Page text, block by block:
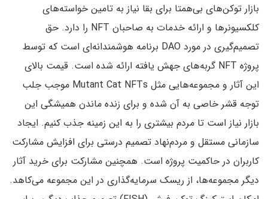
بازار توکن‌های بی‌همتا برای بقا نیاز به تامین خواسته‌های
کلکسیونرها و ارائه خدمات به صاحبان NFT‌ را دارد. حق
تصمیم‌گیری در مورد DAO برنامه هوشمندانه‌ای است که توسط
پروژه NFT گربه‌های جهش یافته ارائه شده است. قیمت بالای
این آثار و مجموعه‌هایی مثل Mutant Cat NFTs موجب جلب
توجه قشر خاصی به آن شده و برای زنده ماندن همیشگی این
بازار نیاز است تا مردم بیشتری را به این زمینه جذب کنیم. ایجاد
سازمانی مستقل و مردم‌نهاد تصمیم درستی برای افزایش مشارکت
کاربران در حاکمیت پروژه است. همچنین مشارکت برای خرید آثار
دیگر مجموعه‌ها، از ریسک سرمایه‌گذاری در این مجموعه می‌کاهد.